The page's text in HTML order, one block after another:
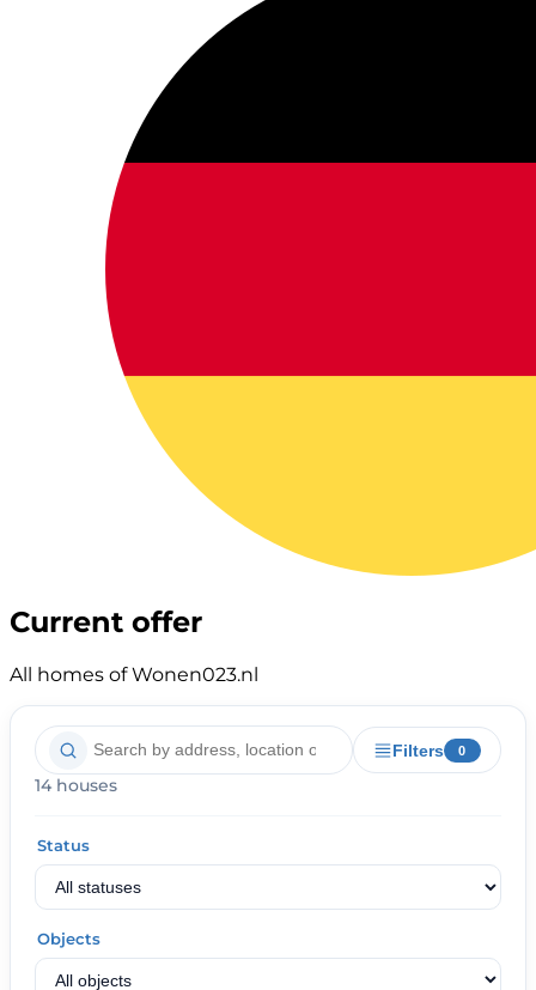
Current offer
All homes of Wonen023.nl
Filters 0
14 houses
Status
Objects